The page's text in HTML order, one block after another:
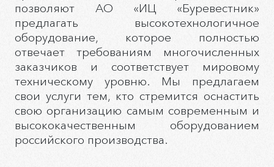
позволяют АО «ИЦ «Буревестник»
предлагать высокотехнологичное
оборудование, которое полностью
отвечает требованиям многочисленных
заказчиков и соответствует мировому
техническому уровню. Мы предлагаем
свои услуги тем, кто стремится оснастить
свою организацию самым современным и
высококачественным оборудованием
российского производства.